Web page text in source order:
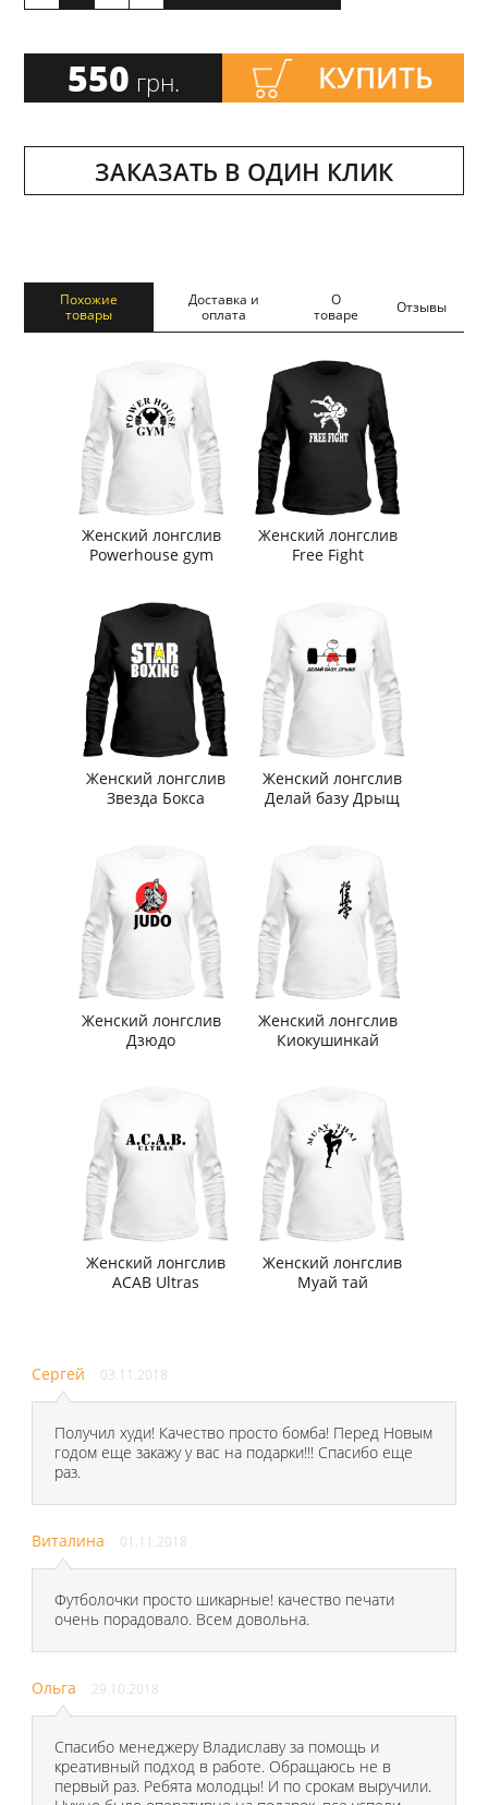
550 грн. КУПИТЬ
ЗАКАЗАТЬ В ОДИН КЛИК
Похожие
товары
Доставка и
оплата
О
товаре
Отзывы
Женский лонгслив
Powerhouse gym
Женский лонгслив
Free Fight
Женский лонгслив
Звезда Бокса
Женский лонгслив
Делай базу Дрыщ
Женский лонгслив
Дзюдо
Женский лонгслив
Киокушинкай
Женский лонгслив
ACAB Ultras
Женский лонгслив
Муай тай
Сергей 03.11.2018
Получил худи! Качество просто бомба! Перед Новым
годом еще закажу у вас на подарки!!! Спасибо еще
раз.
Виталина 01.11.2018
Футболочки просто шикарные! качество печати
очень порадовало. Всем довольна.
Ольга 29.10.2018
Спасибо менеджеру Владиславу за помощь и
креативный подход в работе. Обращаюсь не в
первый раз. Ребята молодцы! И по срокам выручили.